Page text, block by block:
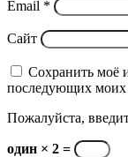
Email *
Сайт
Сохранить моё
последующих моих
Пожалуйста,
один × 2 =